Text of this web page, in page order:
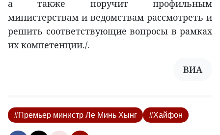
а также поручит профильным
министерствам и ведомствам рассмотреть и
решить соответствующие вопросы в рамках
их компетенции./.
ВИА
#Премьер-министр Ле Минь Хынг #Хайфон